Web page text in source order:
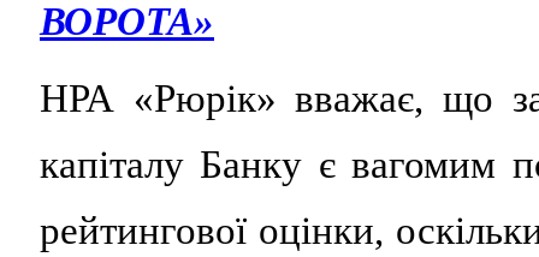
ВОРОТА»
НРА «Рюрік» вважає, що
капіталу Банку є вагомим
рейтингової оцінки,